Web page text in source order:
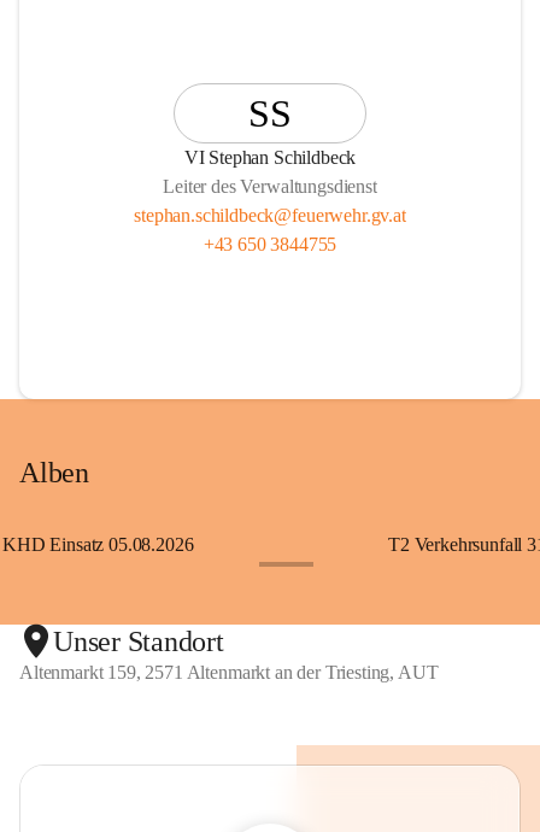
SS
VI Stephan Schildbeck
Leiter des Verwaltungsdienst
stephan.schildbeck@feuerwehr.gv.at
+43 650 3844755
Alben
KHD Einsatz 05.08.2026 T2 Verkehrsunfall
Unser Standort
Altenmarkt 159, 2571 Altenmarkt an der Triesting, AUT